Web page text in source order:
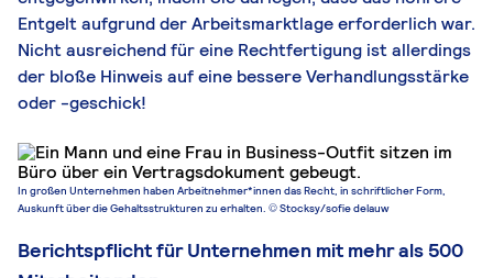
Entgelt aufgrund der Arbeitsmarktlage erforderlich war.
Nicht ausreichend für eine Rechtfertigung ist allerdings
der bloße Hinweis auf eine bessere Verhandlungsstärke
oder -geschick!
In großen Unternehmen haben Arbeitnehmer*innen das Recht, in schriftlicher Form,
Auskunft über die Gehaltsstrukturen zu erhalten. © Stocksy/sofie delauw
Berichtspflicht für Unternehmen mit mehr als 500